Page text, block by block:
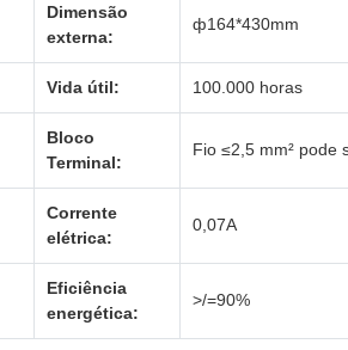
Dimensão
externa:
ф164*430mm
Vida útil: 100.000 horas
Bloco
Terminal:
Fio ≤2,5 mm² pode
Corrente
elétrica:
0,07A
Eficiência
energética:
>/=90%